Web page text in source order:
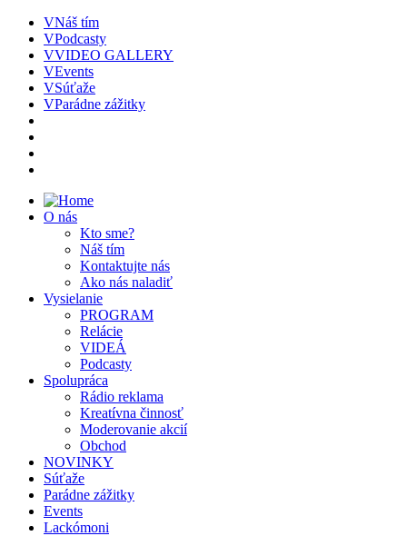
Náš tím
Podcasty
VIDEO GALLERY
Events
Súťaže
Parádne zážitky
O nás
Kto sme?
Náš tím
Kontaktujte nás
Ako nás naladiť
Vysielanie
PROGRAM
Relácie
VIDEÁ
Podcasty
Spolupráca
Rádio reklama
Kreatívna činnosť
Moderovanie akcií
Obchod
NOVINKY
Súťaže
Parádne zážitky
Events
Lackómoni